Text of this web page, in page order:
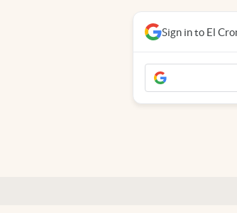
Sign in to El